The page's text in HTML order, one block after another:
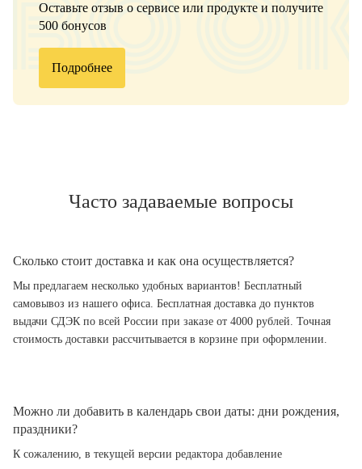
Оставьте отзыв о сервисе или продукте и получите
500 бонусов
Подробнее
Часто задаваемые вопросы
Сколько стоит доставка и как она осуществляется?
Мы предлагаем несколько удобных вариантов! Бесплатный
самовывоз из нашего офиса. Бесплатная доставка до пунктов
выдачи СДЭК по всей России при заказе от 4000 рублей. Точная
стоимость доставки рассчитывается в корзине при оформлении.
Можно ли добавить в календарь свои даты: дни рождения,
праздники?
К сожалению, в текущей версии редактора добавление